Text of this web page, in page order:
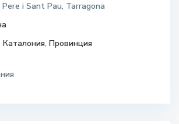
i Sant Pau, Tarragona
Каталония,Провинция